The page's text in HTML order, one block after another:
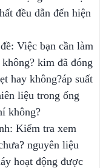
đều dẫn đến hiện
Việc bạn cần làm
kim đã đóng
hay không?áp suất
liệu trong ống
không?
Kiểm tra xem
nguyên liệu
hoạt động được